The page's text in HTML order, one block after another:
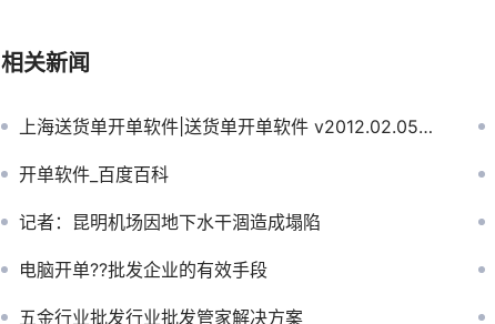
相关新闻
上海送货单开单软件|送货单开单软件 v2012.02.05下载
开单软件_百度百科
记者：昆明机场因地下水干涸造成塌陷
电脑开单??批发企业的有效手段
五金行业批发行业批发管家解决方案